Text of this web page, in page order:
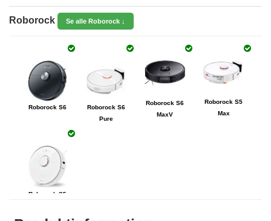
Roborock Se alle Roborock ↓
Roborock S6
Roborock S6
Pure
Roborock S6
MaxV
Roborock S5
Max
Roborock S5